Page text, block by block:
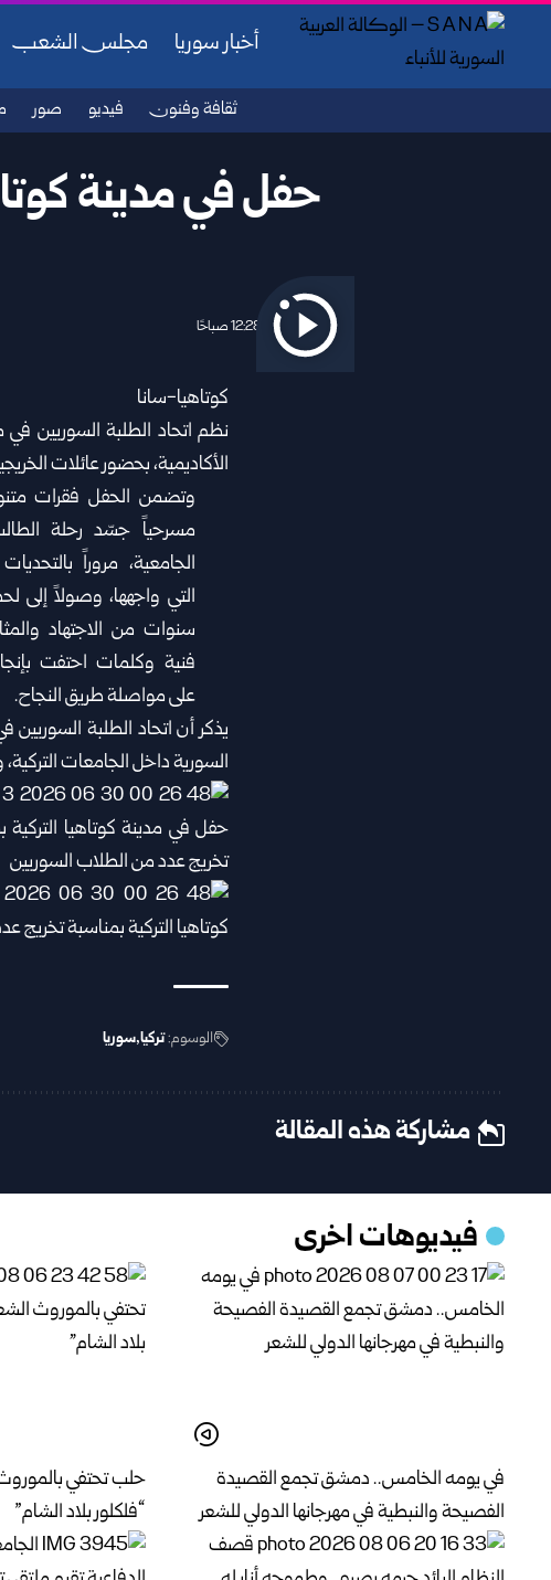
أخبار سوريا مجلس الشعب
ثقافة وفنون فيديو صور
حفل في مدينة
2026/06/30 12:28 صباحًا
كوتاهيا-سانا
الأكاديمية، بحضور عائلات
وتضمن الحفل فقرات
مسرحياً جسّد رحلة
الجامعية، مروراً
التي واجهها، وصولاً إلى
سنوات من الاجتهاد
فنية وكلمات احتفت
على مواصلة طريق النجاح.
يذكر أن اتحاد الطلبة
السورية داخل الجامعات
الوسوم:تركيا سوريا
مشاركة هذه المقالة
فيديوهات اخرى
في يومه الخامس.. دمشق تجمع القصيدة
الفصيحة والنبطية في مهرجانها الدولي للشعر
حلب تحتفي
“فلكلور بلاد الشام”